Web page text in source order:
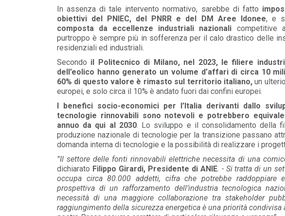
In assenza di tale intervento normativo, sarebbe di fatto
obiettivi del PNIEC, del PNRR e del DM Aree Idonee, e
composta da eccellenze industriali nazionali competitive
purtroppo è sempre più in sofferenza per il calo drastico delle
residenziali ed industriali.
Secondo il Politecnico di Milano, nel 2023, le filiere
dell’eolico hanno generato un volume d’affari di circa 10
60% di questo valore è rimasto sul territorio italiano,un
europei, e solo circa il 10% è andato fuori dai confini europei.
I benefici socio-economici per l’Italia derivanti dallo
tecnologie rinnovabili sono notevoli e potrebbero
annuo da qui al 2030. Lo sviluppo e il consolidamento della
produzione nazionale di tecnologie per la transizione passano
domanda interna di tecnologie e la possibilità di realizzare i
”Il settore delle fonti rinnovabili elettriche necessita di una
dichiarato Filippo Girardi, Presidente di ANIE. - Si tratta di un
occupa circa 80.000 addetti, cifra che potrebbe raddoppiare
prospettiva di un rafforzamento dell’industria tecnologica
necessità di una maggiore collaborazione tra stakeholder
raggiungimento della sicurezza energetica è una priorità condivisa
POLICY
Misure transitorie funzionali alla
riduzione dei prezzi all’ingrosso
dell’energi...
LEGGI DI PIÙ
POLICY
Disposizioni funzionali al
riconoscimento del contributo
straordinario volontari...
LEGGI DI PIÙ
POLICY
Sezione degli annunci qualificati
POLICY
Criticità
– Allegato
LEGGI
POLICY
Costi di
impianti
LEGGI
EVENTI